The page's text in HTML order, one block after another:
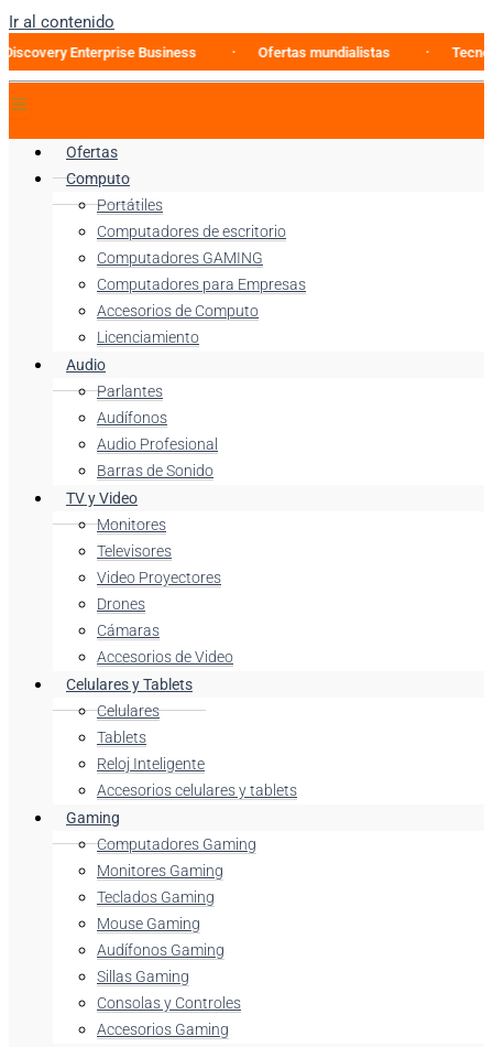
Ir al contenido
Enterprise Business Ofertas mundialistas Tecnología
Ofertas
Computo
Portátiles
Computadores de escritorio
Computadores GAMING
Computadores para Empresas
Accesorios de Computo
Licenciamiento
Audio
Parlantes
Audífonos
Audio Profesional
Barras de Sonido
TV y Video
Monitores
Televisores
Video Proyectores
Drones
Cámaras
Accesorios de Video
Celulares y Tablets
Celulares
Tablets
Reloj Inteligente
Accesorios celulares y tablets
Gaming
Computadores Gaming
Monitores Gaming
Teclados Gaming
Mouse Gaming
Audífonos Gaming
Sillas Gaming
Consolas y Controles
Accesorios Gaming